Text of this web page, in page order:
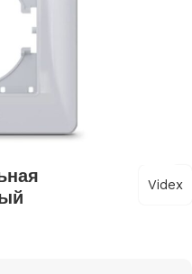
Videx